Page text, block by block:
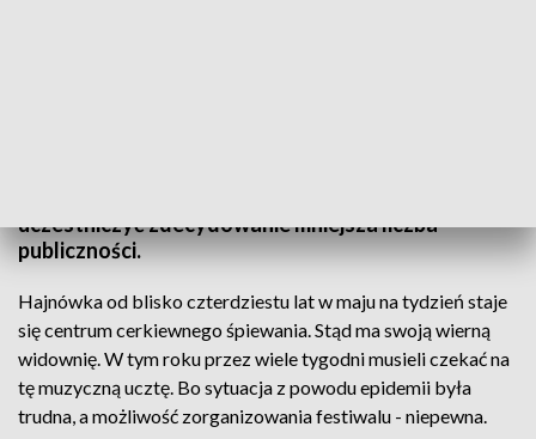
uczestniczyć zdecydowanie mniejsza liczba
publiczności.
Hajnówka od blisko czterdziestu lat w maju na tydzień staje
się centrum cerkiewnego śpiewania. Stąd ma swoją wierną
widownię. W tym roku przez wiele tygodni musieli czekać na
tę muzyczną ucztę. Bo sytuacja z powodu epidemii była
trudna, a możliwość zorganizowania festiwalu - niepewna.